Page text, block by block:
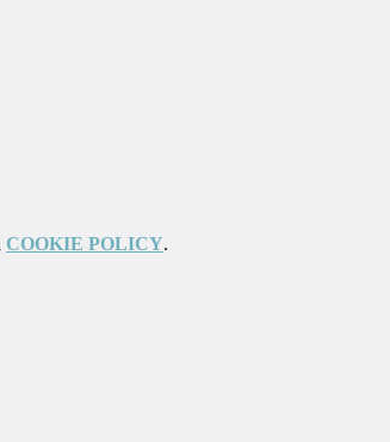
COOKIE POLICY.